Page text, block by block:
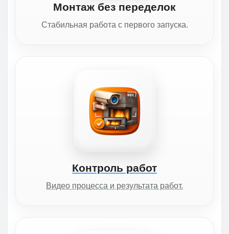
Монтаж без переделок
Стабильная работа с первого запуска.
Контроль работ
Видео процесса и результата работ.